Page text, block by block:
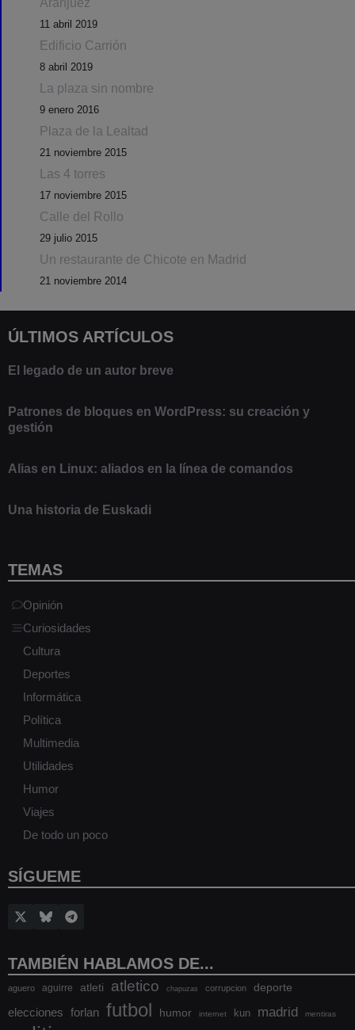
Aranjuez
11 abril 2019
Edificio Carrión
8 abril 2019
La plaza sin nombre
9 enero 2016
Plaza de la Lealtad
21 noviembre 2015
Las 4 torres
17 noviembre 2015
Calle del Rollo
29 julio 2015
Un restaurante de Chicote en Madrid
21 noviembre 2014
ÚLTIMOS ARTÍCULOS
El legado de un autor breve
Patrones de bloques en WordPress: su creación y
gestión
Alias en Linux: aliados en la línea de comandos
Una historia de Euskadi
TEMAS
Opinión
Curiosidades
Cultura
Deportes
Informática
Política
Multimedia
Utilidades
Humor
Viajes
De todo un poco
SÍGUEME
TAMBIÉN HABLAMOS DE...
aguero aguirre atleti atletico chapuzas corrupcion deporte
elecciones forlan futbol humor internet kun madrid mentiras